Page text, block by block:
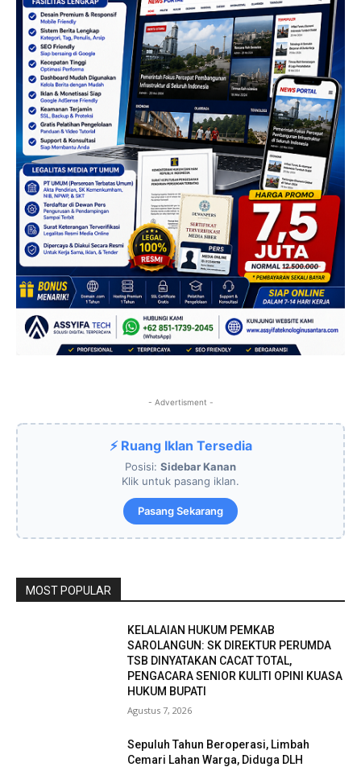
- Advertisment -
⚡ Ruang Iklan Tersedia
Posisi: Sidebar Kanan
Klik untuk pasang iklan.
Pasang Sekarang
MOST POPULAR
KELALAIAN HUKUM PEMKAB
SAROLANGUN: SK DIREKTUR PERUMDA
TSB DINYATAKAN CACAT TOTAL,
PENGACARA SENIOR KULITI OPINI KUASA
HUKUM BUPATI
Agustus 7, 2026
Sepuluh Tahun Beroperasi, Limbah
Cemari Lahan Warga, Diduga DLH